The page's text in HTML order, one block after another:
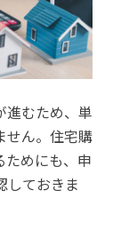
進むため、単
せん。住宅購
ためにも、申
しておきま